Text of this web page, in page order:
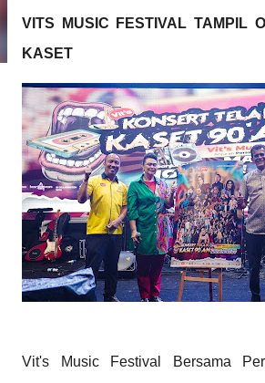
VITS MUSIC FESTIVAL TAMPIL
KASET
Vit's Music Festival Bersama